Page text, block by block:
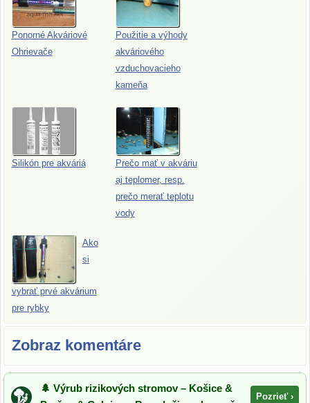
Ponorné Akváriové
Ohrievače
Použitie a výhody
akváriového
vzduchovacieho
kameňa
Silikón pre akváriá
Prečo mať v akváriu
aj teplomer, resp.
prečo merať teplotu
vody
Ako
si
vybrať prvé akvárium
pre rybky
Zobraz komentáre
🌲 Výrub rizikových stromov – Košice &
Pozrieť ›